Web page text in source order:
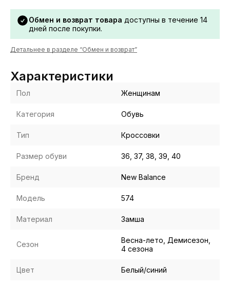
Обмен и возврат товара доступны в течение 14
дней после покупки.
Детальнее в разделе “Обмен и возврат”
Характеристики
Пол Женщинам
Категория Обувь
Тип Кроссовки
Размер обуви 36, 37, 38, 39, 40
Бренд New Balance
Модель 574
Материал Замша
Сезон
Весна-лето, Демисезон,
4 сезона
Цвет Белый/синий